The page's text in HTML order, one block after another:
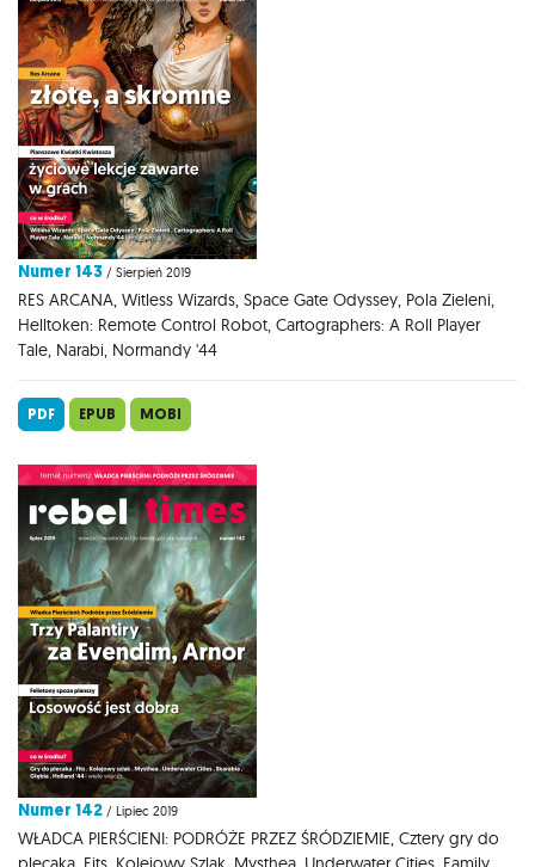
Numer 143 / Sierpień 2019
RES ARCANA, Witless Wizards, Space Gate Odyssey, Pola Zieleni,
Helltoken: Remote Control Robot, Cartographers: A Roll Player
Tale, Narabi, Normandy '44
PDF EPUB MOBI
Numer 142 / Lipiec 2019
WŁADCA PIERŚCIENI: PODRÓŻE PRZEZ ŚRÓDZIEMIE, Cztery gry do